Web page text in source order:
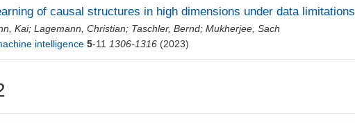
of causal structures in high dimensions under data limitations
Kai;Lagemann, Christian; Taschler, Bernd;Mukherjee, Sach
intelligence 5-11 1306-1316 (2023)